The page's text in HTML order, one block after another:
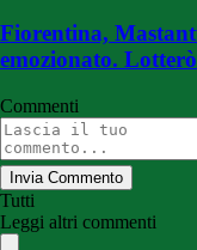
Fiorentina,
emozionato.
Commenti
Invia Commento
Tutti
Leggi altri commenti